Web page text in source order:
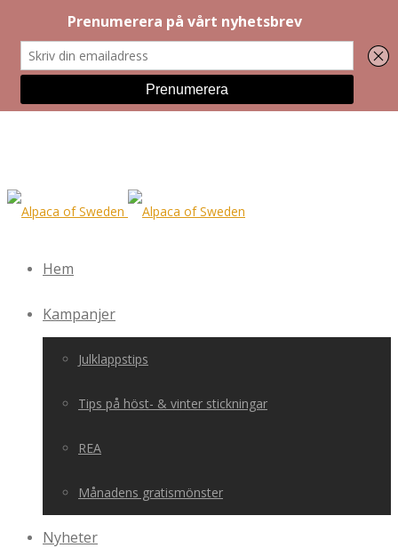
Hem
Kampanjer
Julklappstips
Tips på höst- & vinter stickningar
REA
Månadens gratismönster
Nyheter